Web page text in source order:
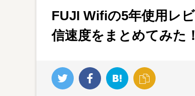
FUJI Wifiの5年使用レ
信速度をまとめてみた！